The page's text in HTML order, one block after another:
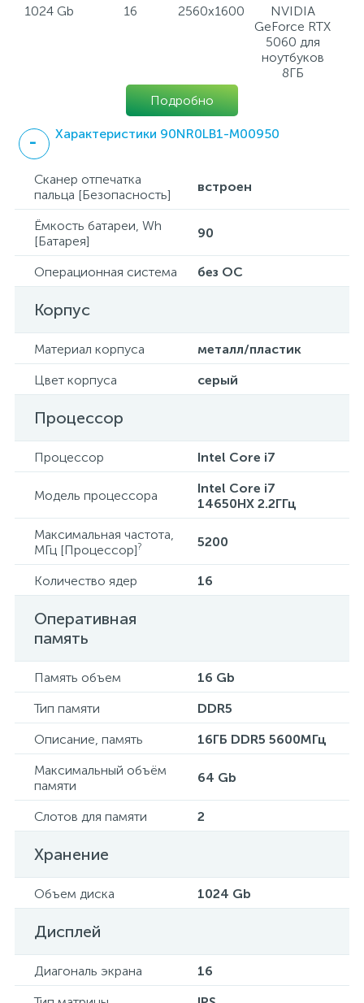
1024 Gb 16 2560x1600
NVIDIA
GeForce RTX
5060 для
ноутбуков
8ГБ
Подробно
Характеристики 90NR0LB1-M00950
Сканер отпечатка
пальца [Безопасность]
встроен
Ёмкость батареи, Wh
[Батарея]
90
Операционная система без ОС
Корпус
Материал корпуса
металл/пластик
Цвет корпуса
серый
Процессор
Процессор Intel Core i7
Модель процессора
Intel Core i7
14650HX 2.2ГГц
Максимальная частота,
МГц [Процессор]? 5200
Количество ядер 16
Оперативная
память
Память объем
16 Gb
Тип памяти
DDR5
Описание, память
16ГБ DDR5 5600МГц
Максимальный объём
памяти
64 Gb
Слотов для памяти 2
Хранение
Объем диска 1024 Gb
Дисплей
Диагональ экрана
16